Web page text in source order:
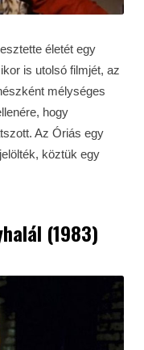
életét egy
is utolsó filmjét, az
mélységes
hogy
Az Óriás egy
köztük egy
(1983)